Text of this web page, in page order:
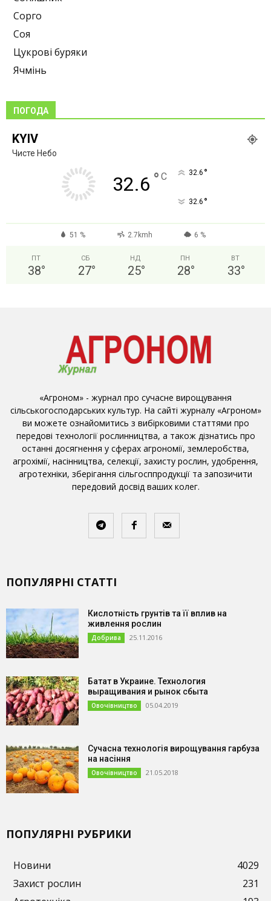
Сорго
Соя
Цукрові буряки
Ячмінь
ПОГОДА
KYIV
Чисте Небо
32.6 ° C 32.6 °
32.6 °
51 % 2.7kmh 6 %
ПТ
38°
СБ
27°
НД
25°
ПН
28°
ВТ
33°
«Агроном» - журнал про сучасне вирощування
сільськогосподарських культур. На сайті журналу «Агроном»
ви можете ознайомитись з вибірковими статтями про
передові технології рослинництва, а також дізнатись про
останні досягнення у сферах агрономії, землеробства,
агрохімії, насінництва, селекції, захисту рослин, удобрення,
агротехніки, зберігання сільгосппродукції та запозичити
передовий досвід ваших колег.
ПОПУЛЯРНІ СТАТТІ
Кислотність грунтів та її вплив на
живлення рослин
Добрива 25.11.2016
Батат в Украине. Технология
выращивания и рынок сбыта
Овочівництво 05.04.2019
Сучасна технологія вирощування гарбуза
на насіння
Овочівництво 21.05.2018
ПОПУЛЯРНІ РУБРИКИ
Новини
4029
Захист рослин
231